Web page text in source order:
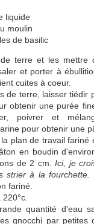
liquide
moulin
de basilic
terre et les mettre
et porter à
cuites à coeur.
de terre, laisser tiédir
obtenir une purée
poivrer et
pour obtenir une
plan de travail fariné
en boudin
de 2 cm. Ici, je
strier à la fourchette.
fariné.
quantité d'eau
gnocchi par petites